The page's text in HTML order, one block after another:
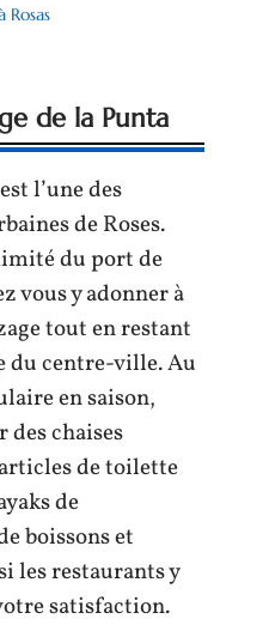
Rosas
de la Punta
l’une des
de Roses.
du port de
vous y adonner à
tout en restant
du centre-ville. Au
en saison,
chaises
de toilette
de
boissons et
les restaurants y
satisfaction.